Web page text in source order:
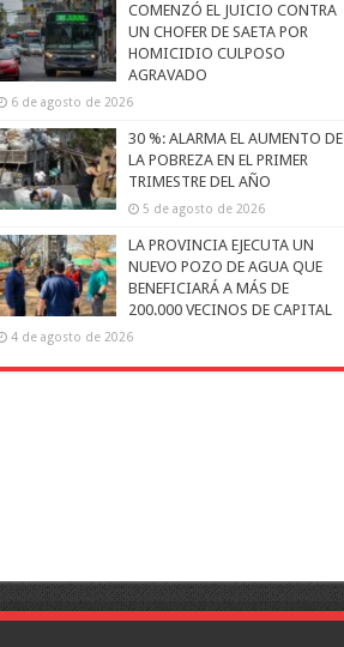
COMENZÓ EL JUICIO CONTRA
UN CHOFER DE SAETA POR
HOMICIDIO CULPOSO
AGRAVADO
6 de agosto de 2026
30 %: ALARMA EL AUMENTO DE
LA POBREZA EN EL PRIMER
TRIMESTRE DEL AÑO
5 de agosto de 2026
LA PROVINCIA EJECUTA UN
NUEVO POZO DE AGUA QUE
BENEFICIARÁ A MÁS DE
200.000 VECINOS DE CAPITAL
4 de agosto de 2026